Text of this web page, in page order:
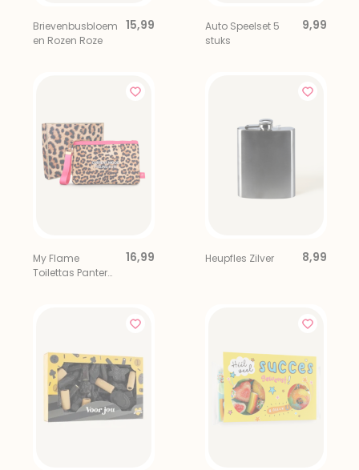
Brievenbusbloem
en Rozen Roze
15,99
Auto Speelset 5
stuks
9,99
My Flame
Toilettas Panter
16,99 Heupfles Zilver 8,99